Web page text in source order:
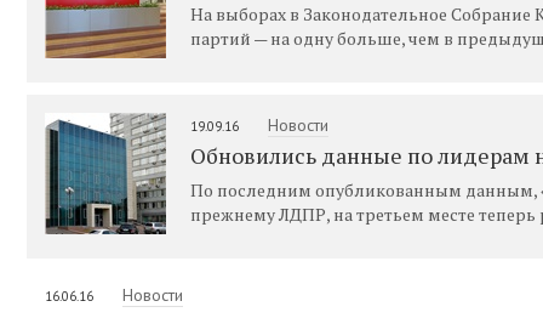
На выборах в Законодательное
партий — на одну больше, чем в
19.09.16 Новости
Обновились данные по лидерам
По последним опубликованным данным,
прежнему ЛДПР, на третьем месте
16.06.16 Новости